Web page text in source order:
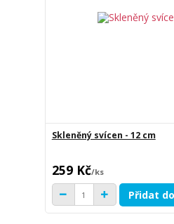
Skleněný svícen - 12 cm
259 Kč/ks
Přidat